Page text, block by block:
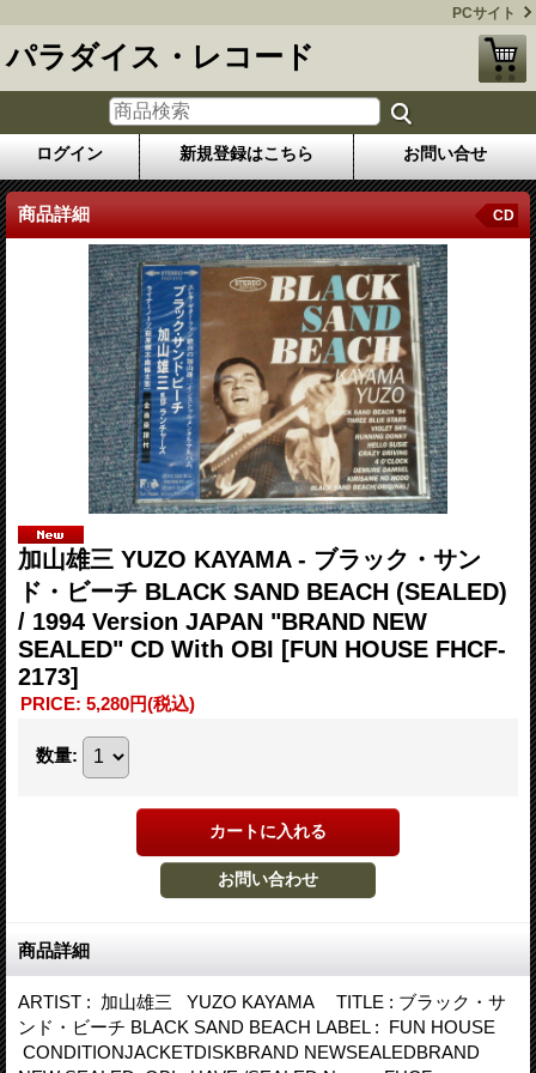
PCサイト
パラダイス・レコード
ログイン 新規登録はこちら お問い合せ
商品詳細 CD
加山雄三 YUZO KAYAMA - ブラック・サン
ド・ビーチ BLACK SAND BEACH (SEALED)
/ 1994 Version JAPAN "BRAND NEW
SEALED" CD With OBI [FUN HOUSE FHCF-
2173]
PRICE: 5,280円(税込)
数量:
商品詳細
ARTIST : 加山雄三 YUZO KAYAMA TITLE : ブラック・サ
ンド・ビーチ BLACK SAND BEACH LABEL : FUN HOUSE
CONDITIONJACKETDISKBRAND NEWSEALEDBRAND